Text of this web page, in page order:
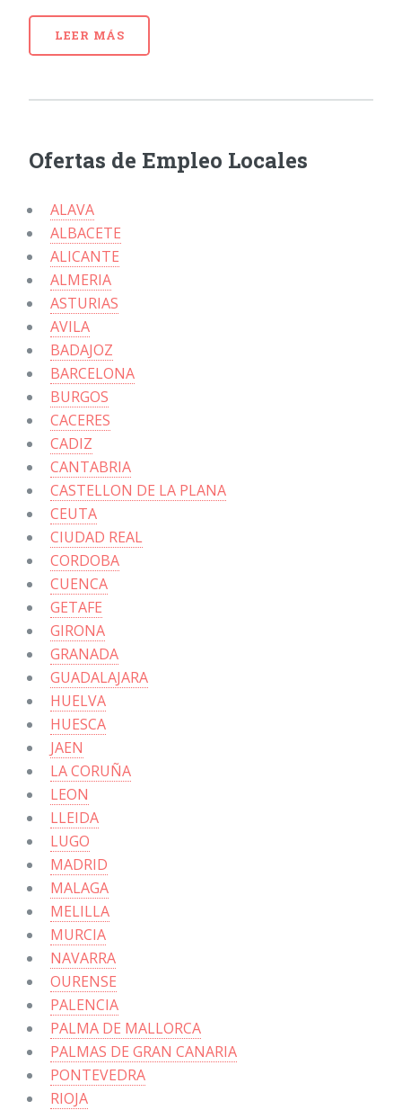
LEER MÁS
Ofertas de Empleo Locales
ALAVA
ALBACETE
ALICANTE
ALMERIA
ASTURIAS
AVILA
BADAJOZ
BARCELONA
BURGOS
CACERES
CADIZ
CANTABRIA
CASTELLON DE LA PLANA
CEUTA
CIUDAD REAL
CORDOBA
CUENCA
GETAFE
GIRONA
GRANADA
GUADALAJARA
HUELVA
HUESCA
JAEN
LA CORUÑA
LEON
LLEIDA
LUGO
MADRID
MALAGA
MELILLA
MURCIA
NAVARRA
OURENSE
PALENCIA
PALMA DE MALLORCA
PALMAS DE GRAN CANARIA
PONTEVEDRA
RIOJA